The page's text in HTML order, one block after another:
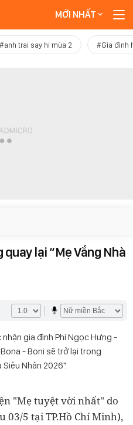
MỚI NHẤT
#anh trai say hi mùa 2 #Gia đình
lại “Mẹ Vắng Nhà
gia đình Phí Ngọc Hưng -
- Boni sẽ trở lại trong
Nhân 2026".
"Mẹ tuyệt vời nhất" do
03/5 tại TP.Hồ Chí Minh),